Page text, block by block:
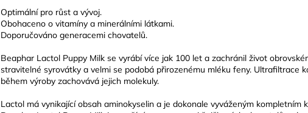
Optimální pro růst a vývoj.
Obohaceno o vitamíny a minerálními látkami.
Doporučováno generacemi chovatelů.
Beaphar Lactol Puppy Milk se vyrábí více jak 100 let a zachránil život
stravitelné syrovátky a velmi se podobá přirozenému mléku feny. Ultrafiltrace
během výroby zachovává jejich molekuly.
Lactol má vynikající obsah aminokyselin a je dokonale vyváženým kompletním